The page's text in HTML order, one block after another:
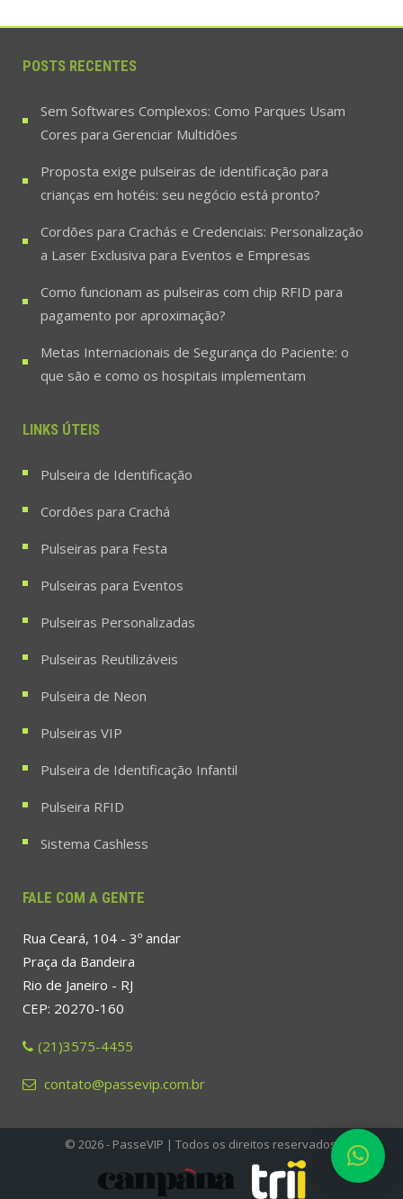
POSTS RECENTES
Sem Softwares Complexos: Como Parques Usam
Cores para Gerenciar Multidões
Proposta exige pulseiras de identificação para
crianças em hotéis: seu negócio está pronto?
Cordões para Crachás e Credenciais: Personalização
a Laser Exclusiva para Eventos e Empresas
Como funcionam as pulseiras com chip RFID para
pagamento por aproximação?
Metas Internacionais de Segurança do Paciente: o
que são e como os hospitais implementam
LINKS ÚTEIS
Pulseira de Identificação
Cordões para Crachá
Pulseiras para Festa
Pulseiras para Eventos
Pulseiras Personalizadas
Pulseiras Reutilizáveis
Pulseira de Neon
Pulseiras VIP
Pulseira de Identificação Infantil
Pulseira RFID
Sistema Cashless
FALE COM A GENTE
Rua Ceará, 104 - 3º andar
Praça da Bandeira
Rio de Janeiro - RJ
CEP: 20270-160
(21)3575-4455
contato@passevip.com.br
© 2026 - PasseVIP | Todos os direitos reservados.